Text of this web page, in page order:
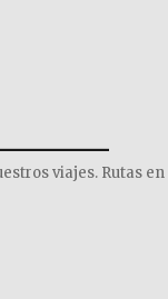
viajes. Rutas